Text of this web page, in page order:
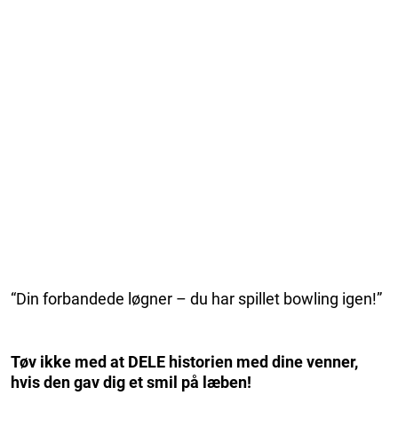
“Din forbandede løgner – du har spillet bowling igen!”
Tøv ikke med at DELE historien med dine venner,
hvis den gav dig et smil på læben!